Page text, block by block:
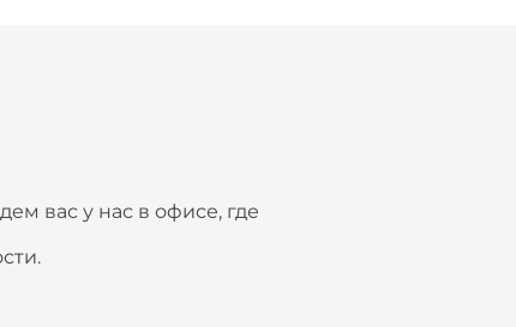
вас у нас в офисе, где